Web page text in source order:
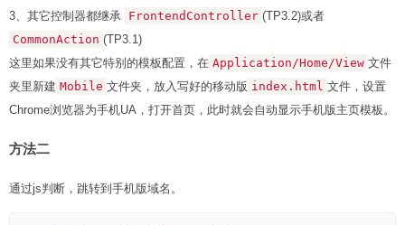
3、其它控制器都继承 FrontendController (TP3.2)或者
CommonAction (TP3.1)
这里如果没有其它特别的模板配置，在 Application/Home/View 文件
夹里新建 Mobile 文件夹，放入写好的移动版 index.html 文件，设置
Chrome浏览器为手机UA，打开首页，此时就会自动显示手机版主页模板。
方法二
通过js判断，跳转到手机版域名。